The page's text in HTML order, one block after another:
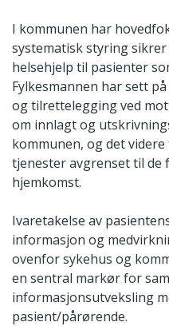
I kommunen har
systematisk styring
helsehjelp til pasienter
Fylkesmannen har sett
og tilrettelegging ved
om innlagt og
kommunen, og det
tjenester avgrenset til de
hjemkomst.
Ivaretakelse av
informasjon og
ovenfor sykehus og
en sentral markør for
informasjonsutveksling
pasient/pårørende.